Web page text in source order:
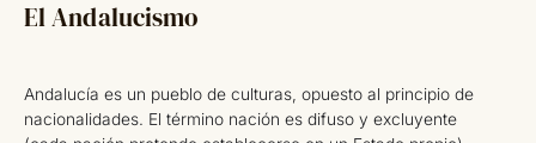
El Andalucismo
Andalucía es un pueblo de culturas, opuesto al principio de
nacionalidades. El término nación es difuso y excluyente